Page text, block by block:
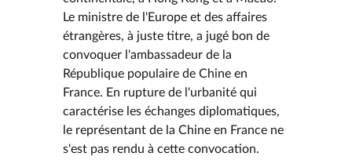
Le ministre de l'Europe et des affaires
étrangères, à juste titre, a jugé bon de
convoquer l'ambassadeur de la
République populaire de Chine en
France. En rupture de l'urbanité qui
caractérise les échanges diplomatiques,
le représentant de la Chine en France ne
s'est pas rendu à cette convocation.